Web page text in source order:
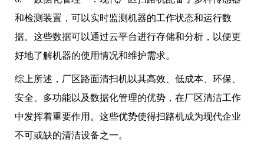
和检测装置，可以实时监测机器的工作状态和运行数
据。这些数据可以通过云平台进行存储和分析，以便更
好地了解机器的使用情况和维护需求。
综上所述，厂区路面清扫机以其高效、低成本、环保、
安全、多功能以及数据化管理的优势，在厂区清洁工作
中发挥着重要作用。这些优势使得扫路机成为现代企业
不可或缺的清洁设备之一。